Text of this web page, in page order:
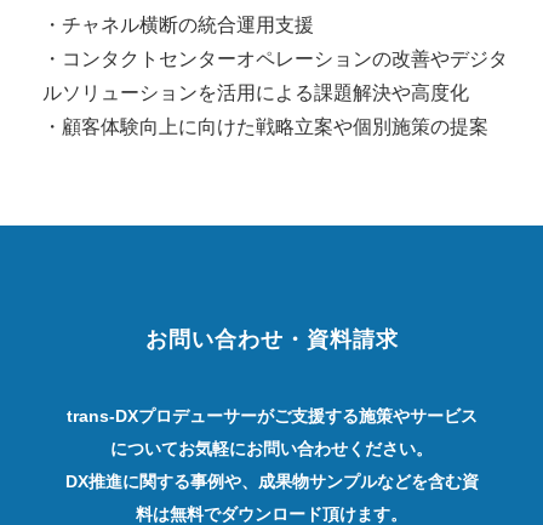
・チャネル横断の統合運用支援
・コンタクトセンターオペレーションの改善やデジタ
ルソリューションを活用による課題解決や高度化
・顧客体験向上に向けた戦略立案や個別施策の提案
お問い合わせ・資料請求
trans-DXプロデューサーがご支援する施策やサービス
についてお気軽にお問い合わせください。
DX推進に関する事例や、成果物サンプルなどを含む資
料は無料でダウンロード頂けます。